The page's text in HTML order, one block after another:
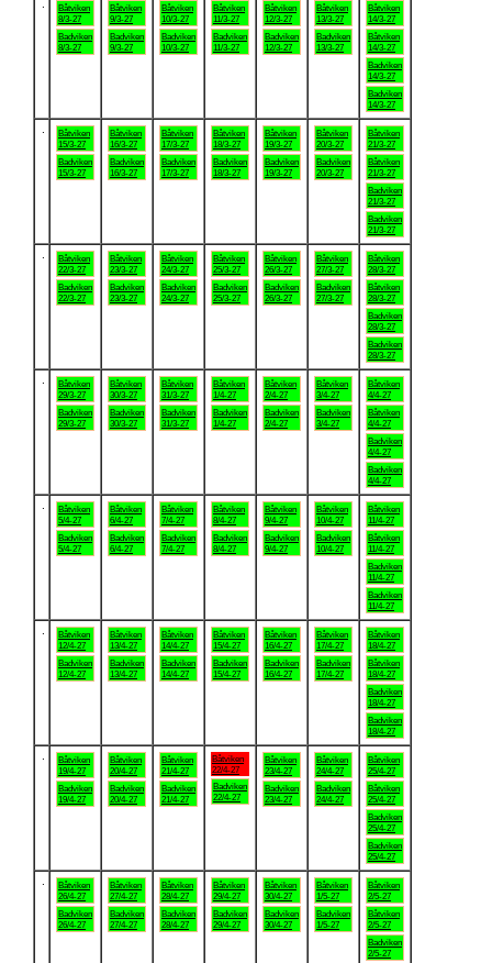
Båtviken
8/3-27
Badviken
8/3-27
Båtviken
9/3-27
Badviken
9/3-27
Båtviken
10/3-27
Badviken
10/3-27
Båtviken
11/3-27
Badviken
11/3-27
Båtviken
12/3-27
Badviken
12/3-27
Båtviken
13/3-27
Badviken
13/3-27
Båtviken
14/3-27
Båtviken
14/3-27
Badviken
14/3-27
Badviken
14/3-27
Båtviken
15/3-27
Badviken
15/3-27
Båtviken
16/3-27
Badviken
16/3-27
Båtviken
17/3-27
Badviken
17/3-27
Båtviken
18/3-27
Badviken
18/3-27
Båtviken
19/3-27
Badviken
19/3-27
Båtviken
20/3-27
Badviken
20/3-27
Båtviken
21/3-27
Båtviken
21/3-27
Badviken
21/3-27
Badviken
21/3-27
Båtviken
22/3-27
Badviken
22/3-27
Båtviken
23/3-27
Badviken
23/3-27
Båtviken
24/3-27
Badviken
24/3-27
Båtviken
25/3-27
Badviken
25/3-27
Båtviken
26/3-27
Badviken
26/3-27
Båtviken
27/3-27
Badviken
27/3-27
Båtviken
28/3-27
Båtviken
28/3-27
Badviken
28/3-27
Badviken
28/3-27
Båtviken
29/3-27
Badviken
29/3-27
Båtviken
30/3-27
Badviken
30/3-27
Båtviken
31/3-27
Badviken
31/3-27
Båtviken
1/4-27
Badviken
1/4-27
Båtviken
2/4-27
Badviken
2/4-27
Båtviken
3/4-27
Badviken
3/4-27
Båtviken
4/4-27
Båtviken
4/4-27
Badviken
4/4-27
Badviken
4/4-27
Båtviken
5/4-27
Badviken
5/4-27
Båtviken
6/4-27
Badviken
6/4-27
Båtviken
7/4-27
Badviken
7/4-27
Båtviken
8/4-27
Badviken
8/4-27
Båtviken
9/4-27
Badviken
9/4-27
Båtviken
10/4-27
Badviken
10/4-27
Båtviken
11/4-27
Båtviken
11/4-27
Badviken
11/4-27
Badviken
11/4-27
Båtviken
12/4-27
Badviken
12/4-27
Båtviken
13/4-27
Badviken
13/4-27
Båtviken
14/4-27
Badviken
14/4-27
Båtviken
15/4-27
Badviken
15/4-27
Båtviken
16/4-27
Badviken
16/4-27
Båtviken
17/4-27
Badviken
17/4-27
Båtviken
18/4-27
Båtviken
18/4-27
Badviken
18/4-27
Badviken
18/4-27
Båtviken
19/4-27
Badviken
19/4-27
Båtviken
20/4-27
Badviken
20/4-27
Båtviken
21/4-27
Badviken
21/4-27
Båtviken
22/4-27
Badviken
22/4-27
Båtviken
23/4-27
Badviken
23/4-27
Båtviken
24/4-27
Badviken
24/4-27
Båtviken
25/4-27
Båtviken
25/4-27
Badviken
25/4-27
Badviken
25/4-27
Båtviken
26/4-27
Badviken
26/4-27
Båtviken
27/4-27
Badviken
27/4-27
Båtviken
28/4-27
Badviken
28/4-27
Båtviken
29/4-27
Badviken
29/4-27
Båtviken
30/4-27
Badviken
30/4-27
Båtviken
1/5-27
Badviken
1/5-27
Båtviken
2/5-27
Båtviken
2/5-27
Badviken
2/5-27